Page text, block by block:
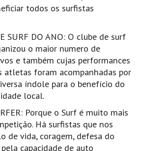
Janela HD
todos os surfistas
SURF DO ANO: O clube de surf
o maior numero de
e também cujas performances
atletas foram acompanhadas por
índole para o benefício do
local.
Porque o Surf é muito mais
Há surfistas que nos
de vida, coragem, defesa do
capacidade de auto